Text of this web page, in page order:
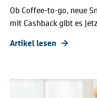
Ob Coffee-to-go, neue
mit Cashback gibt es
Artikel lesen